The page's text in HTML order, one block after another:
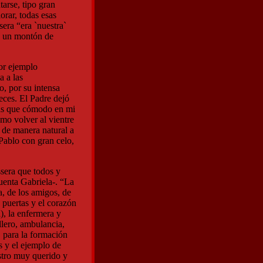
tipo gran
todas esas
“era `nuestra`
un montón de
ejemplo
a las
por su intensa
El Padre dejó
que cómodo en mi
volver al vientre
manera natural a
con gran celo,
que todos y
Gabriela-. “La
de los amigos, de
y el corazón
la enfermera y
ambulancia,
la formación
y el ejemplo de
muy querido y